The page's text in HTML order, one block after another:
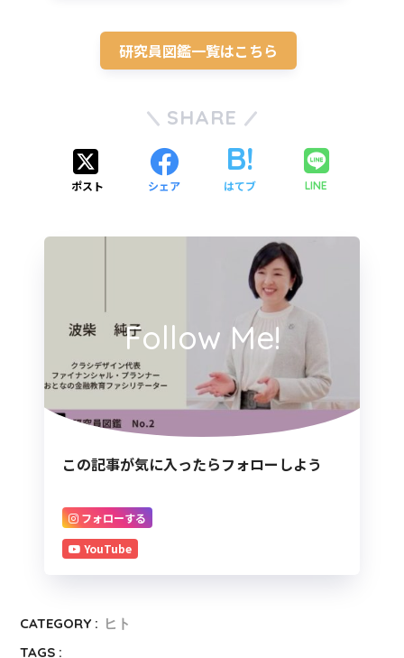
研究員図鑑一覧はこちら
SHARE
ポスト シェア はてブ LINE
Follow Me!
この記事が気に入ったらフォローしよう
フォローする
YouTube
CATEGORY : ヒト
TAGS :